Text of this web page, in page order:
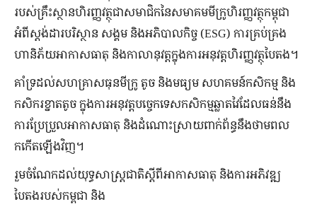
របស់គ្រឹះស្ថានហិរញ្ញវត្ថុជាសមាជិកនៃសមាគមមីក្រូហិរញ្ញវត្ថុកម្ពុជា
អំពីស្តង់ដារបរិស្ថាន សង្គម និងអភិបាលកិច្ច (ESG) ការគ្រប់គ្រង
ហានិភ័យអាកាសធាតុ និងកាលានុវត្តក្នុងការអនុវត្តហិរញ្ញវត្ថុបៃតង។
គាំទ្រដល់សហគ្រាសធុនមីក្រូ តូច និងមធ្យម សហគមន៍កសិកម្ម និង
កសិករខ្នាតតូច ក្នុងការអនុវត្តបច្ចេកទេសកសិកម្មឆ្លាតវៃដែលធន់នឹង
ការប្រែប្រួលអាកាសធាតុ និងដំណោះស្រាយពាក់ព័ន្ធនឹងថាមពល
កកើតឡើងវិញ។
រួមចំណែកដល់យុទ្ធសាស្រ្តជាតិស្តីពីអាកាសធាតុ និងការអភិវឌ្ឍ
បៃតងរបស់កម្ពុជា និង